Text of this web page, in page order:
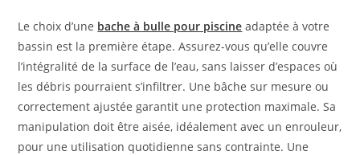
Le choix d’une bache à bulle pour piscine adaptée à votre
bassin est la première étape. Assurez-vous qu’elle couvre
l’intégralité de la surface de l’eau, sans laisser d’espaces où
les débris pourraient s’infiltrer. Une bâche sur mesure ou
correctement ajustée garantit une protection maximale. Sa
manipulation doit être aisée, idéalement avec un enrouleur,
pour une utilisation quotidienne sans contrainte. Une